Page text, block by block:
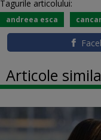
Tagurile articolului:
andreea esca
Articole